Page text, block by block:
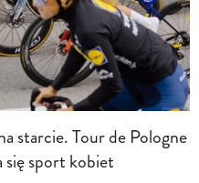
starcie. Tour de Pologne
się sport kobiet